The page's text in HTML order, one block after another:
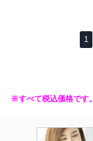
1
※すべて税込価格です。